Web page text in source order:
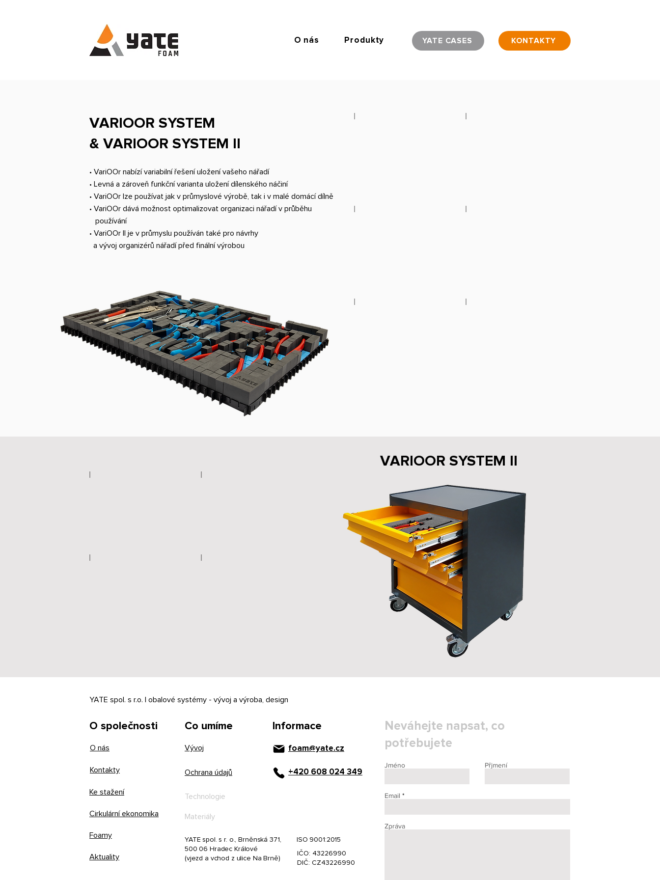
O nás Produkty YATE CASES KONTAKTY
VARIOOR SYSTEM
& VARIOOR SYSTEM II
• VariOOr nabízí variabilní řešení uložení vašeho nářadí
• Levná a zároveň funkční varianta uložení dílenského náčiní
• VariOOr lze používat jak v průmyslové výrobě, tak i v malé domácí dílně
• VariOOr dává možnost optimalizovat organizaci nářadí v průběhu
používání
• VariOOr II je v průmyslu používán také pro návrhy
a vývoj organizérů nářadí před finální výrobou
VARIOOR SYSTEM II
YATE spol. s r.o. | obalové systémy - vývoj a výroba, design
Co umíme Informace
O společnosti
O nás
Kontakty
Ke stažení
Cirkulární ekonomika
Foamy
Aktuality
Vývoj
Ochrana údajů
foam@yate.cz
+420 608 024 349
Technologie
Materiály
YATE spol. s r. o., Brněnská 371,
500 06 Hradec Králové
(vjezd a vchod z ulice Na Brně)
ISO 9001:2015
IČO: 43226990
DIČ: CZ43226990
Neváhejte napsat, co
potřebujete
Jméno Přjmení
Email
Zpráva